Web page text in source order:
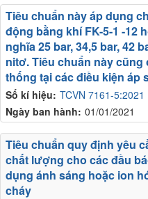
Số kí hiệu: TCVN 7161-
Ngày ban hành: 01/01/2021
Tiêu chuẩn này áp dụng
động bằng khí FK-5-1 -12
nghĩa 25 bar, 34,5 bar, 42
nitơ. Tiêu chuẩn này
thống tại các điều kiện áp
Tiêu chuẩn quy định yêu
chất lượng cho các đầu
dụng ánh sáng hoặc ion
cháy